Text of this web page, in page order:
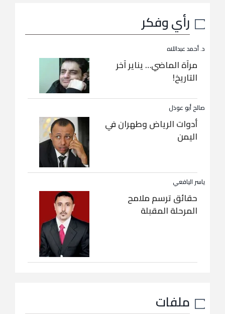
رأي وفكر
د. أحمد عبداللاه
مرآة الماضي… يناير آخر
التاريخ!
صالح أبو عوذل
أدوات الرياض وطهران في
اليمن
ياسر اليافعي
حقائق ترسم ملامح
المرحلة المقبلة
ملفات